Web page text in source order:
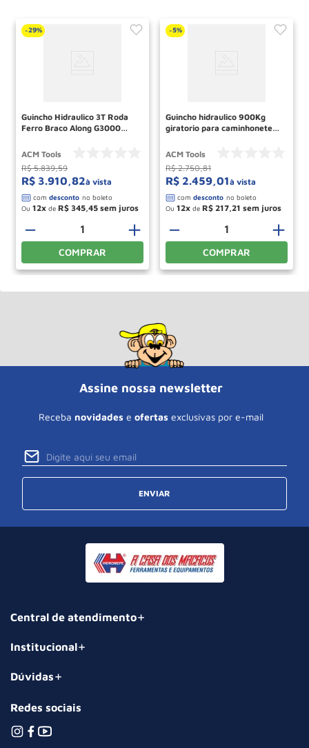
-29%
Guincho Hidraulico 3T Roda
Ferro Braco Along G3000
ACM Tools
R$ 5.839,59
R$ 3.910,82à vista
Ou 12 de R$ 345,45
＋
－
COMPRAR
-5%
Guincho hidraulico 900Kg
giratorio para caminhonete
GC900CS ACM TOOLS
ACM Tools
R$ 2.750,81
R$ 2.459,01à vista
Ou 12 de R$ 217,21
＋
－
COMPRAR
Assine nossa newsletter
Receba novidades e ofertas exclusivas por e-mail
ENVIAR
Central de atendimento
Institucional
Dúvidas
Redes sociais